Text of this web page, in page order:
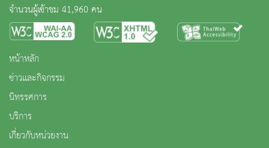
จำนวนผู้เข้าชม 41,960 คน
หน้าหลัก
ข่าวและกิจกรรม
นิทรรศการ
บริการ
เกี่ยวกับหน่วยงาน